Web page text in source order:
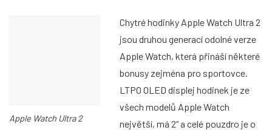
Apple Watch Ultra 2
Chytré hodinky Apple Watch Ultra 2
jsou druhou generací odolné verze
Apple Watch, která přináší některé
bonusy zejména pro sportovce.
LTPO OLED displej hodinek je ze
všech modelů Apple Watch
největší, má 2“ a celé pouzdro je o